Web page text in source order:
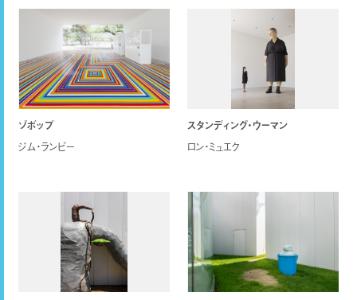
ゾボップ
ジム・ランビー
スタンディング・ウーマン
ロン・ミュエク